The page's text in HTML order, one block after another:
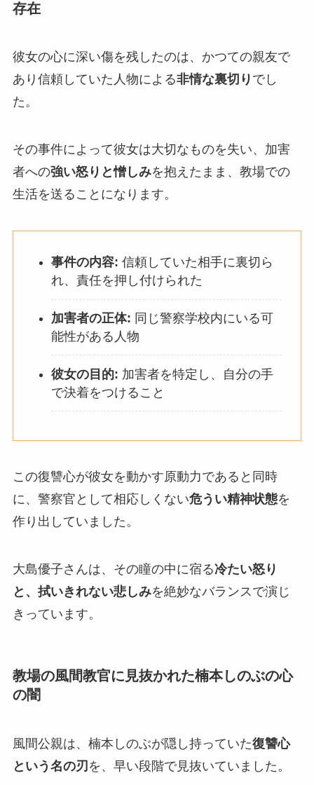
存在
彼女の心に深い傷を残したのは、かつての親友で
あり信頼していた人物による非情な裏切り でし
た。
その事件によって彼女は大切なものを失い、加害
者への強い怒りと憎しみを抱えたまま、教場での
生活を送ることになります。
事件の内容: 信頼していた相手に裏切ら
れ、責任を押し付けられた
加害者の正体: 同じ警察学校内にいる可
能性がある人物
彼女の目的: 加害者を特定し、自分の手
で決着をつけること
この復讐心が彼女を動かす原動力であると同時
に、警察官として相応しくない危うい精神状態を
作り出していました。
大島優子さんは、その瞳の中に宿る冷たい怒り
と、拭いきれない悲しみを絶妙なバランスで演じ
きっています。
教場の風間教官に見抜かれた楠本しのぶの心
の闇
風間公親は、楠本しのぶが隠し持っていた復讐心
という名の刃 を、早い段階で見抜いていました。